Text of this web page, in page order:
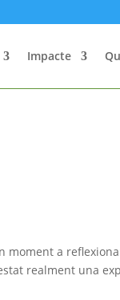
Impacte
moment a
realment una